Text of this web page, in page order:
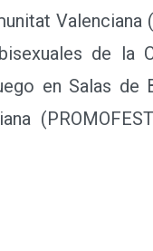
Valenciana
de la
en Salas de